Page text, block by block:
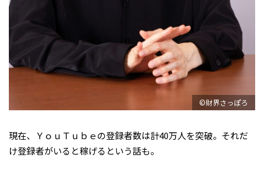
©財界さっぽろ
――現在、ＹｏｕＴｕｂｅの登録者数は計40万人を突破。それだ
け登録者がいると稼げるという話も。